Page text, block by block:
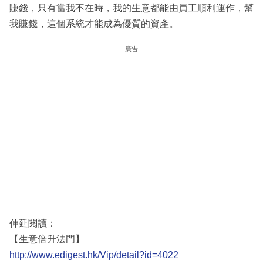
賺錢，只有當我不在時，我的生意都能由員工順利運作，幫
我賺錢，這個系統才能成為優質的資產。
廣告
伸延閱讀：
【生意倍升法門】
http://www.edigest.hk/Vip/detail?id=4022